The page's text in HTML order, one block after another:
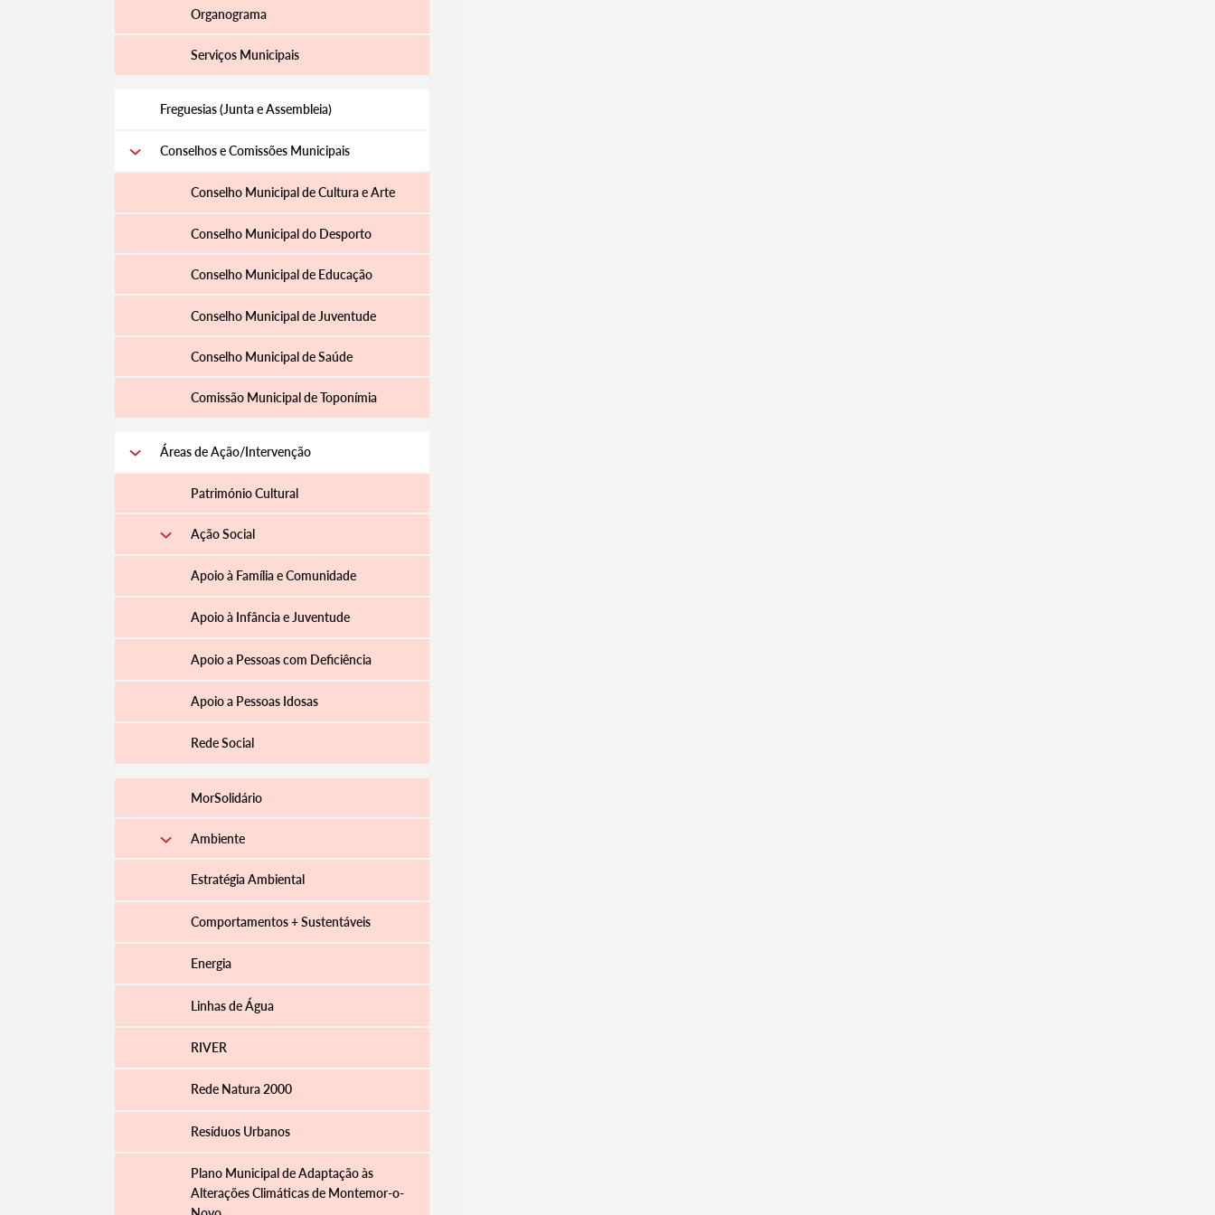
Organograma
Serviços Municipais
Freguesias (Junta e Assembleia)
Conselhos e Comissões Municipais
Conselho Municipal de Cultura e Arte
Conselho Municipal do Desporto
Conselho Municipal de Educação
Conselho Municipal de Juventude
Conselho Municipal de Saúde
Comissão Municipal de Toponímia
Áreas de Ação/Intervenção
Património Cultural
Ação Social
Apoio à Família e Comunidade
Apoio à Infância e Juventude
Apoio a Pessoas com Deficiência
Apoio a Pessoas Idosas
Rede Social
MorSolidário
Ambiente
Estratégia Ambiental
Comportamentos + Sustentáveis
Energia
Linhas de Água
RIVER
Rede Natura 2000
Resíduos Urbanos
Plano Municipal de Adaptação às
Alterações Climáticas de Montemor-o-